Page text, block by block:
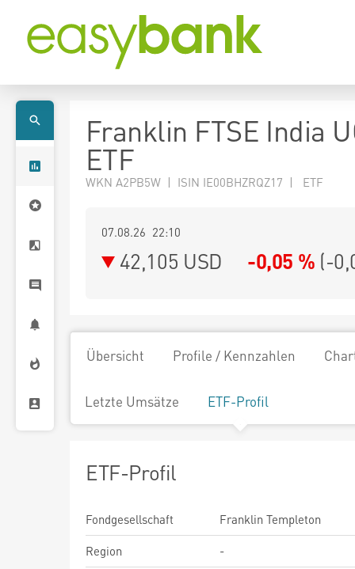
Franklin FTSE India
ETF
WKN A2PB5W | ISIN IE00BHZRQZ17 | ETF
07.08.26 22:10
42,105 USD -0,05 % (-
Übersicht Profile / Kennzahlen
Letzte Umsätze ETF-Profil
ETF-Profil
Fondgesellschaft
Franklin Templeton
Region
-